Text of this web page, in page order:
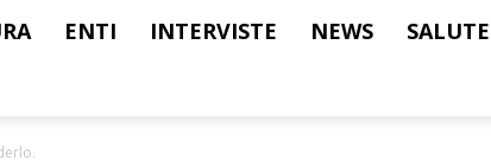
ENTI INTERVISTE NEWS SALUTE